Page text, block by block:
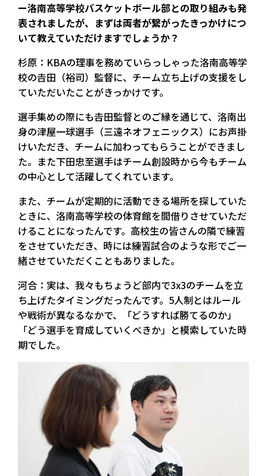
ー洛南高等学校バスケットボール部との取り組みも発
表されましたが、まずは両者が繋がったきっかけにつ
いて教えていただけますでしょうか？
杉原：KBAの理事を務めていらっしゃった洛南高等学
校の𠮷田（裕司）監督に、チーム立ち上げの支援をし
ていただいたことがきっかけです。
選手集めの際にも𠮷田監督とのご縁を通じて、洛南出
身の津屋一球選手（三遠ネオフェニックス）にお声掛
けいただき、チームに加わってもらうことができまし
た。また下田忠至選手はチーム創設時から今もチーム
の中心として活躍してくれています。
また、チームが定期的に活動できる場所を探していた
ときに、洛南高等学校の体育館を間借りさせていただ
けることになったんです。高校生の皆さんの隣で練習
をさせていただき、時には練習試合のような形でご一
緒させていただくこともありました。
河合：実は、我々もちょうど部内で3x3のチームを立
ち上げたタイミングだったんです。5人制とはルール
や戦術が異なるなかで、「どうすれば勝てるのか」
「どう選手を育成していくべきか」と模索していた時
期でした。